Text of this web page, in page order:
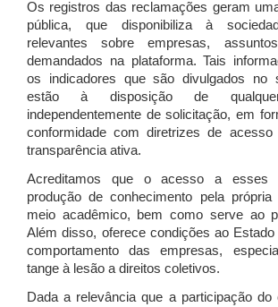
Os registros das reclamações geram
pública, que disponibiliza à
relevantes sobre empresas,
demandados na plataforma. Tais
os indicadores que são divulgados no
estão à disposição de qualquer
independentemente de solicitação, em
conformidade com diretrizes de
transparência ativa.
Acreditamos que o acesso a esses
produção de conhecimento pela própria
meio acadêmico, bem como serve ao
Além disso, oferece condições ao
comportamento das empresas,
tange à lesão a direitos coletivos.
Dada a relevância que a participação do